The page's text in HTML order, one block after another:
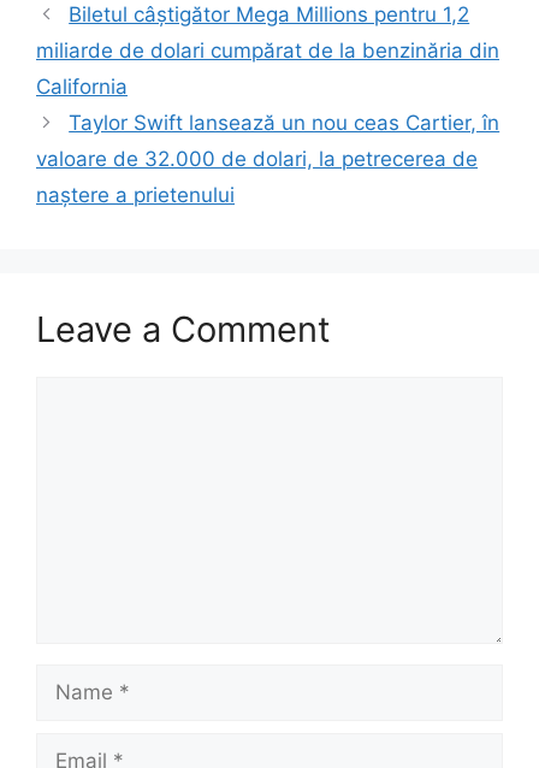
Biletul câștigător Mega Millions pentru 1,2
miliarde de dolari cumpărat de la benzinăria din
California
Taylor Swift lansează un nou ceas Cartier, în
valoare de 32.000 de dolari, la petrecerea de
naștere a prietenului
Leave a Comment